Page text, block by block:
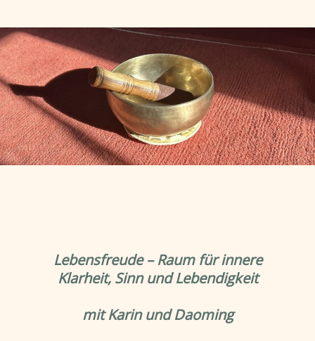
Lebensfreude – Raum für innere
Klarheit, Sinn und Lebendigkeit
mit Karin und Daoming